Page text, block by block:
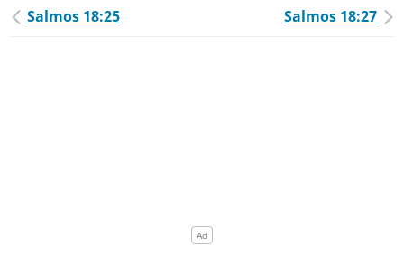
Salmos 18:25 Salmos 18:27